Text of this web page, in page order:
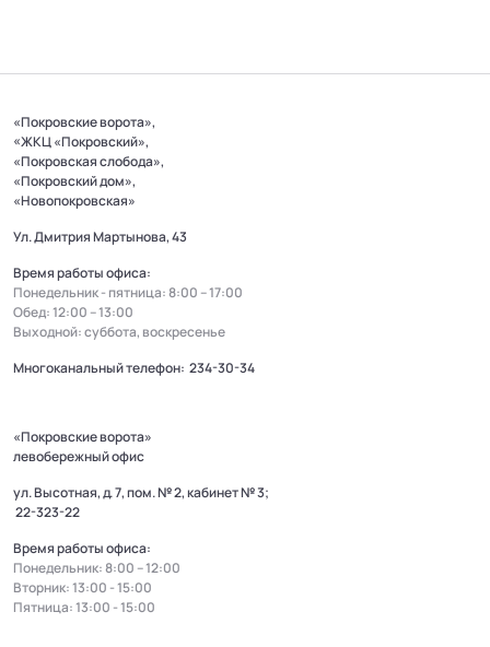
«Покровские ворота»,
«ЖКЦ «Покровский»,
«Покровская слобода»,
«Покровский дом»,
«Новопокровская»
Ул. Дмитрия Мартынова, 43
Время работы офиса:
Понедельник - пятница: 8:00 – 17:00
Обед: 12:00 – 13:00
Выходной: суббота, воскресенье
Многоканальный телефон: 234-30-34
«Покровские ворота»
левобережный офис
ул. Высотная, д. 7, пом. № 2, кабинет № 3;
22-323-22
Время работы офиса:
Понедельник: 8:00 – 12:00
Вторник: 13:00 - 15:00
Пятница: 13:00 - 15:00